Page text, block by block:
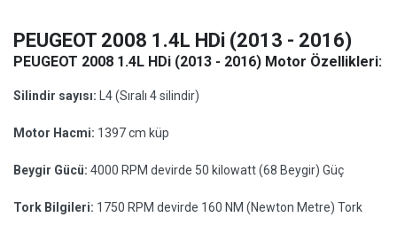
PEUGEOT 2008 1.4L HDi (2013 - 2016)
PEUGEOT 2008 1.4L HDi (2013 - 2016) Motor Özellikleri:
Silindir sayısı: L4 (Sıralı 4 silindir)
Motor Hacmi: 1397 cm küp
Beygir Gücü: 4000 RPM devirde 50 kilowatt (68 Beygir) Güç
Tork Bilgileri: 1750 RPM devirde 160 NM (Newton Metre) Tork